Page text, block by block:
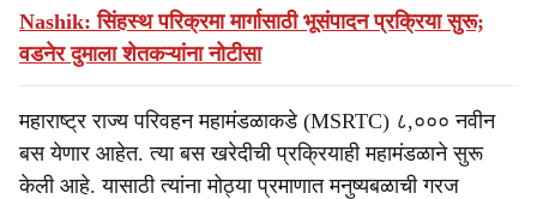
Nashik: सिंहस्थ परिक्रमा मार्गासाठी भूसंपादन प्रक्रिया सुरू;
वडनेर दुमाला शेतकऱ्यांना नोटीसा
महाराष्ट्र राज्य परिवहन महामंडळाकडे (MSRTC) ८,००० नवीन
बस येणार आहेत. त्या बस खरेदीची प्रक्रियाही महामंडळाने सुरू
केली आहे. यासाठी त्यांना मोठ्या प्रमाणात मनुष्यबळाची गरज